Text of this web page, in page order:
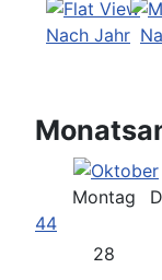
Nach Jahr
Montag
44
28